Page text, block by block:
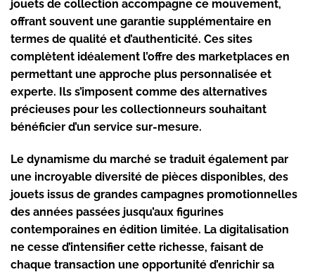
jouets de collection accompagne ce mouvement,
offrant souvent une garantie supplémentaire en
termes de qualité et d’authenticité. Ces sites
complètent idéalement l’offre des marketplaces en
permettant une approche plus personnalisée et
experte. Ils s’imposent comme des alternatives
précieuses pour les collectionneurs souhaitant
bénéficier d’un service sur-mesure.
Le dynamisme du marché se traduit également par
une incroyable diversité de pièces disponibles, des
jouets issus de grandes campagnes promotionnelles
des années passées jusqu’aux figurines
contemporaines en édition limitée. La digitalisation
ne cesse d’intensifier cette richesse, faisant de
chaque transaction une opportunité d’enrichir sa